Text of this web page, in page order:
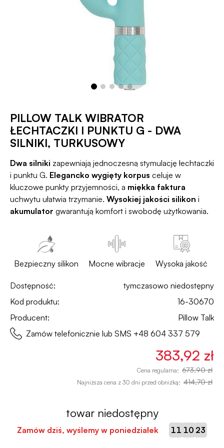
PILLOW TALK WIBRATOR
ŁECHTACZKI I PUNKTU G - DWA
SILNIKI, TURKUSOWY
Dwa silniki zapewniają jednoczesną stymulację łechtaczki
i punktu G. Elegancko wygięty korpus celuje w
kluczowe punkty przyjemności, a miękka faktura
uchwytu ułatwia trzymanie. Wysokiej jakości silikon i
akumulator gwarantują komfort i swobodę użytkowania.
Bezpieczny silikon Mocne wibracje Wysoka jakość
Dostępność:
tymczasowo niedostępny
Kod produktu:
16-30670
Producent:
Pillow Talk
Zamów telefonicznie lub SMS +48 604 337 579
383,92 zł
Cena regularna: 673,90 zł
Najniższa cena z 30 dni przed obniżką: 414,70 zł
towar niedostępny
Zamów dziś, wyślemy w poniedziałek 11 10 23